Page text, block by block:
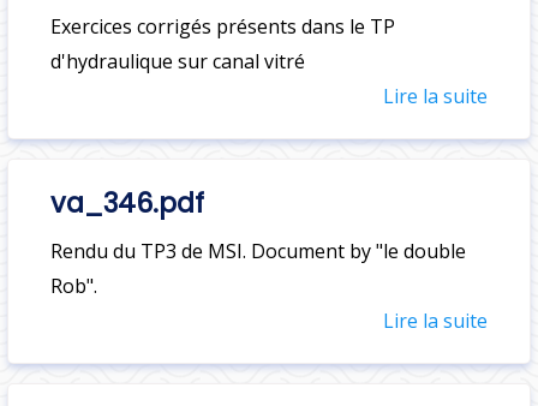
Exercices corrigés présents dans le TP
d'hydraulique sur canal vitré
Lire la suite
va_346.pdf
Rendu du TP3 de MSI. Document by "le double
Rob".
Lire la suite